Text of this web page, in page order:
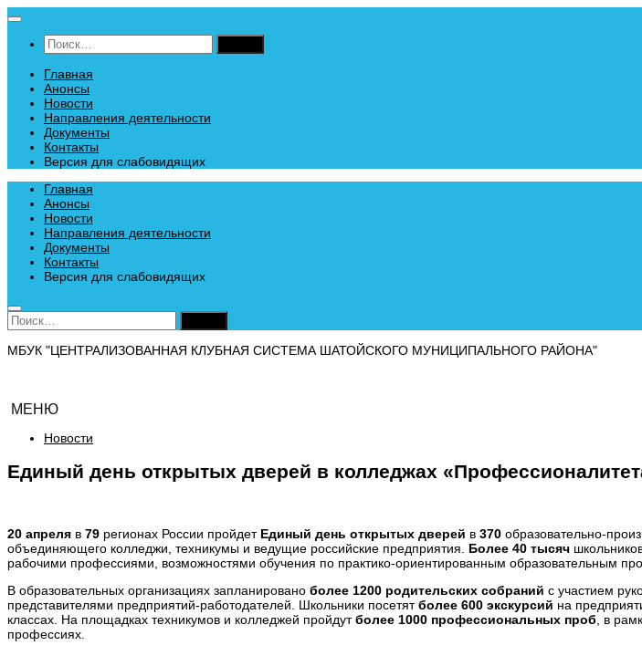
Перейти
содержимому
Найти:
Главная
Анонсы
Новости
Направления деятельности
Документы
Контакты
Версия для слабовидящих
Главная
Анонсы
Новости
Направления деятельности
Документы
Контакты
Версия для слабовидящих
Найти:
МБУК "ЦЕНТРАЛИЗОВАННАЯ КЛУБНАЯ СИСТЕМА ШАТОЙСКОГО МУНИЦИПАЛЬНОГО РАЙОНА"
МЕНЮ
Новости
Единый день открытых дверей в колледжах
20 апреля в 79 регионах России пройдет Единый день открытых дверей в 370 образовательно-
объединяющего колледжи, техникумы и ведущие российские предприятия. Более 40 тысяч
рабочими профессиями, возможностями обучения по практико-ориентированным образовательным
В образовательных организациях запланировано более 1200 родительских собраний с участием
представителями предприятий-работодателей. Школьники посетятболее 600 экскурсий на
классах. На площадках техникумов и колледжей пройдутболее 1000 профессиональных проб , в
профессиях.